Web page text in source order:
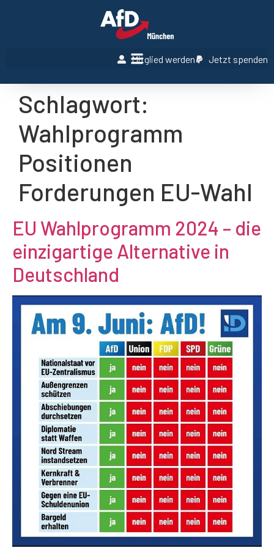
Mitglied werden Jetzt spenden
Schlagwort:
Wahlprogramm
Positionen
Forderungen EU-Wahl
EU Wahlprogramm 2024 – die
einzigartige Alternative in
Deutschland